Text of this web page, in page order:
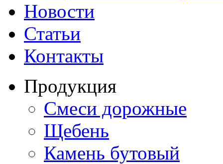
Новости
Статьи
Контакты
Продукция
Смеси дорожные
Щебень
Камень бутовый